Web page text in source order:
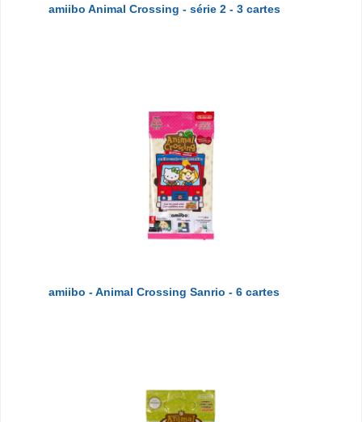
amiibo Animal Crossing - série 2 - 3 cartes
amiibo - Animal Crossing Sanrio - 6 cartes